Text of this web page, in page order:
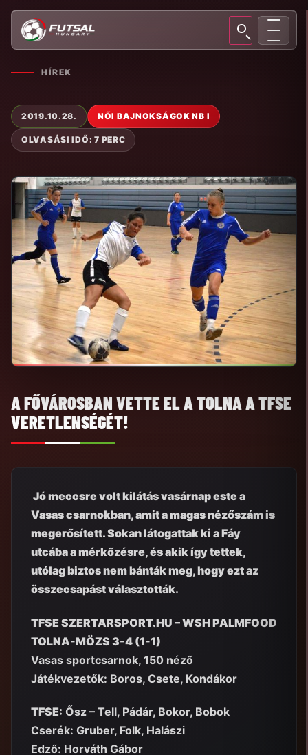
HÍREK
2019.10.28. NŐI BAJNOKSÁGOK NB I
OLVASÁSI IDŐ: 7 PERC
A FŐVÁROSBAN VETTE EL A TOLNA A TFSE
VERETLENSÉGÉT!
Jó meccsre volt kilátás vasárnap este a
Vasas csarnokban, amit a magas nézőszám is
megerősített. Sokan látogattak ki a Fáy
utcába a mérkőzésre, és akik így tettek,
utólag biztos nem bánták meg, hogy ezt az
összecsapást választották.
TFSE SZERTARSPORT.HU – WSH PALMFOOD
TOLNA-MÖZS 3-4 (1-1)
Vasas sportcsarnok, 150 néző
Játékvezetők: Boros, Csete, Kondákor
TFSE: Ősz – Tell, Pádár, Bokor, Bobok
Cserék: Gruber, Folk, Halászi
Edző: Horváth Gábor